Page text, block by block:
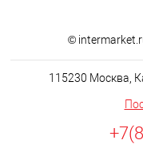
©
115230 Москва,